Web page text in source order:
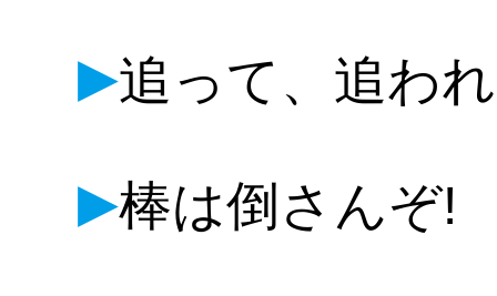
▶追って、追わ
▶棒は倒さんぞ!